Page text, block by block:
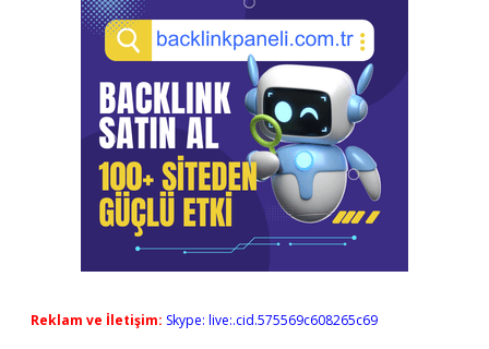
Reklam ve İletişim: Skype: live:.cid.575569c608265c69